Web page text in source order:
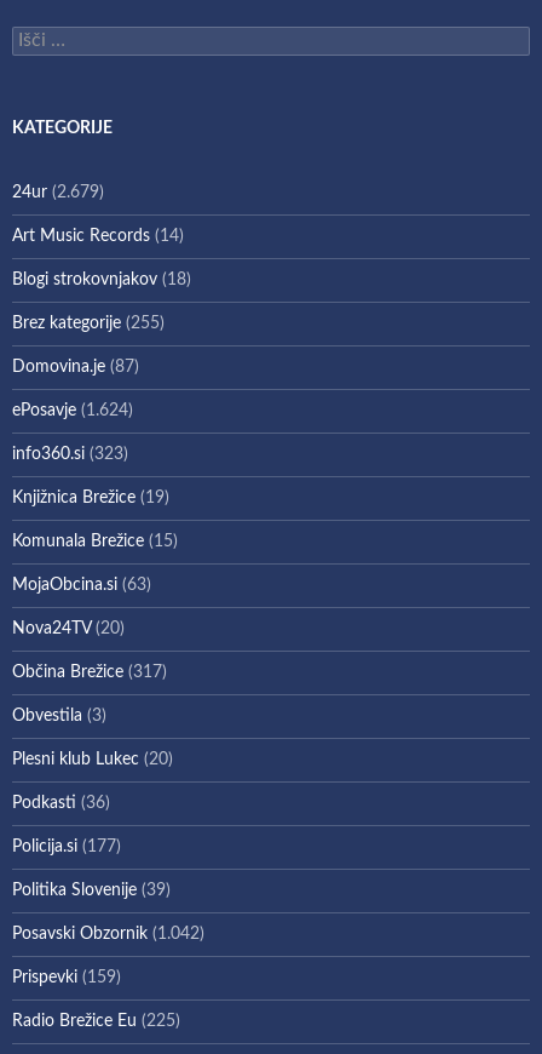
Išči:
KATEGORIJE
24ur (2.679)
Art Music Records (14)
Blogi strokovnjakov (18)
Brez kategorije (255)
Domovina.je (87)
ePosavje (1.624)
info360.si (323)
Knjižnica Brežice (19)
Komunala Brežice (15)
MojaObcina.si (63)
Nova24TV(20)
Občina Brežice (317)
Obvestila (3)
Plesni klub Lukec (20)
Podkasti (36)
Policija.si (177)
Politika Slovenije (39)
Posavski Obzornik (1.042)
Prispevki (159)
Radio Brežice Eu (225)